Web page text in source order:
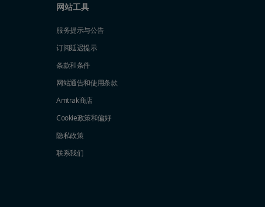
网站工具
服务提示与公告
订阅延迟提示
条款和条件
网站通告和使用条款
Amtrak商店
Cookie政策和偏好
隐私政策
联系我们